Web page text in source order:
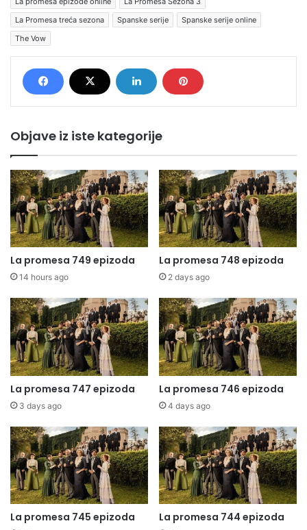
La Promesa treća sezona
Spanske serije
Spanske serije online
The Vow
Objave iz iste kategorije
La promesa 749 epizoda
14 hours ago
La promesa 748 epizoda
2 days ago
La promesa 747 epizoda
3 days ago
La promesa 746 epizoda
4 days ago
La promesa 745 epizoda La promesa 744 epizoda